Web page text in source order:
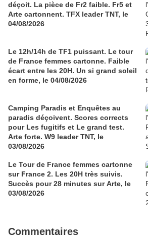
déçoit. La pièce de Fr2 faible. Fr5 et
Arte cartonnent. TFX leader TNT, le
04/08/2026
Le 12h/14h de TF1 puissant. Le tour
de France femmes cartonne. Faible
écart entre les 20H. Un si grand soleil
en forme, le 04/08/2026
Camping Paradis et Enquêtes au
paradis déçoivent. Scores corrects
pour Les fugitifs et Le grand test.
Arte forte. W9 leader TNT, le
03/08/2026
Le Tour de France femmes cartonne
sur France 2. Les 20H très suivis.
Succès pour 28 minutes sur Arte, le
03/08/2026
Commentaires